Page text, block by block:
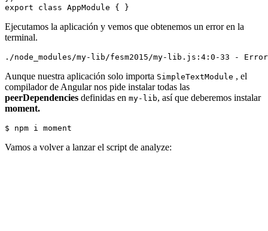
Ejecutamos la aplicación y vemos que obtenemos un error en la
terminal.
Aunque nuestra aplicación solo importa SimpleTextModule , el
compilador de Angular nos pide instalar todas las
peerDependencies definidas en my-lib, así que deberemos instalar
moment.
Vamos a volver a lanzar el script de analyze: